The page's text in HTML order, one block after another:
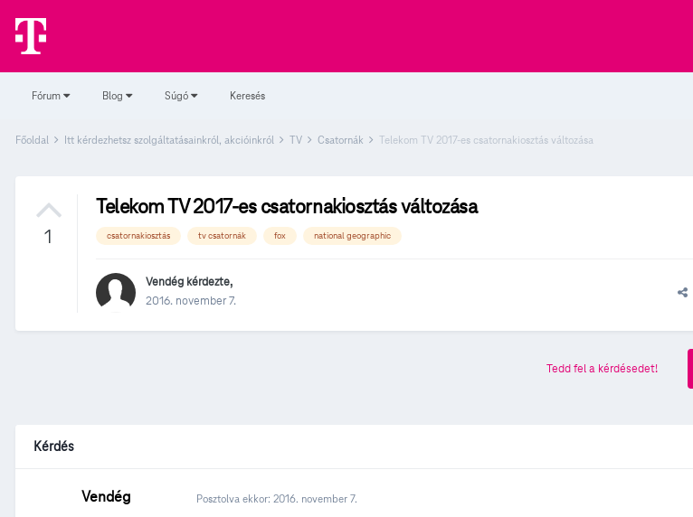
Fórum Blog Súgó Keresés
Főoldal Itt kérdezhetsz szolgáltatásainkról, akcióinkról TV Csatornák Telekom TV 2017-es csatornakiosztás változása
1
Telekom TV 2017-es csatornakiosztás változása
csatornakiosztás tv csatornák fox national geographic
Vendég kérdezte,
2016. november 7.
Tedd fel a kérdésedet!
Kérdés
Vendég Posztolva ekkor: 2016. november 7.